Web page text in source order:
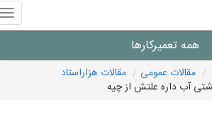
همه تعمیرکارها
های تعمیرات لوازم
مقالات عمومی
مقالات هزاراستاد
آب داره علتش از چیه